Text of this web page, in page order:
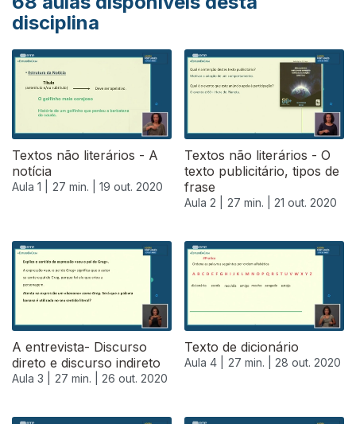
disciplina
Textos não literários - A
notícia
Aula 1 | 27 min. | 19 out. 2020
Textos não literários - O
texto publicitário, tipos de
frase
Aula 2 | 27 min. | 21 out. 2020
A entrevista- Discurso
direto e discurso indireto
Aula 3 | 27 min. | 26 out. 2020
Texto de dicionário
Aula 4 | 27 min. | 28 out. 2020